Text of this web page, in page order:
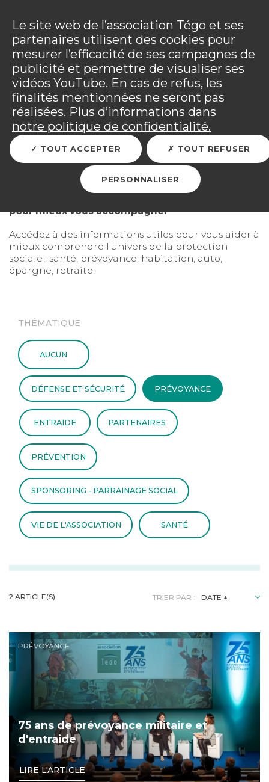
adhérents sinistrés et les personnels mobilisés.
Tous les détails dansvotre espace adhérent.
Vous êtes sur le site Tégo
RETOUR
Les articles Tégo
pour mieux vous accompagner
Accédez à des informations utiles pour vous aider à
mieux comprendre l'univers de la protection
sociale : santé, prévoyance, habitation, auto,
épargne, retraite.
THÉMATIQUE
AUCUN
DÉFENSE ET SÉCURITÉ PRÉVOYANCE
ENTRAIDE PARTENAIRES
PRÉVENTION
SPONSORING - PARRAINAGE SOCIAL
VIE DE L'ASSOCIATION SANTÉ
2 ARTICLE(S) TRIER PAR :
75 ans de prévoyance militaire et d'entraide
PRÉVOYANCE
75 ans de prévoyance militaire et
d'entraide
LIRE L'ARTICLE
Le site web de l’association Tégo et ses
partenaires utilisent des cookies pour
mesurer l’efficacité de ses campagnes de
publicité et permettre de visualiser ses
vidéos YouTube. En cas de refus, les
finalités mentionnées ne seront pas
réalisées. Plus d’informations dans
notre politique de confidentialité.
TOUT ACCEPTER TOUT REFUSER
PERSONNALISER